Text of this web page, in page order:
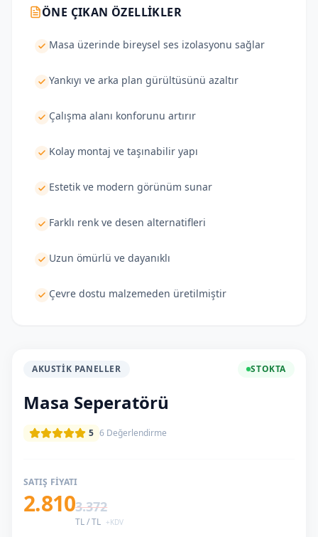
ÖNE ÇIKAN ÖZELLIKLER
Masa üzerinde bireysel ses izolasyonu sağlar
Yankıyı ve arka plan gürültüsünü azaltır
Çalışma alanı konforunu artırır
Kolay montaj ve taşınabilir yapı
Estetik ve modern görünüm sunar
Farklı renk ve desen alternatifleri
Uzun ömürlü ve dayanıklı
Çevre dostu malzemeden üretilmiştir
AKUSTIK PANELLER STOKTA
Masa Seperatörü
5 6 Değerlendirme
SATIŞ FIYATI
2.8103.372
TL /TL +KDV